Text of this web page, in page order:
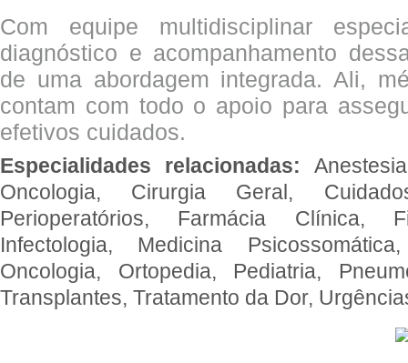
Com equipe multidisciplinar
diagnóstico e acompanhamento
de uma abordagem integrada. Ali,
contam com todo o apoio para
efetivos cuidados.
Especialidades relacionadas:
Oncologia, Cirurgia Geral,
Perioperatórios, Farmácia Clínica,
Infectologia, Medicina
Oncologia, Ortopedia, Pediatria,
Transplantes, Tratamento da Dor,